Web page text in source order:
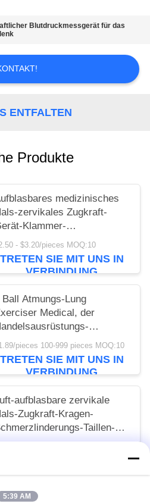
Blutdruckmessgerät für das
ENTFALTEN
Produkte
medizinisches
zervikales Zugkraft-
Klammer-
lumbale Bein-
Rückseite Hypertrax-
Ausrüstung
- $3.20/pieces MOQ:10
TRETEN SIE MIT UNS IN
VERBINDUNG
Ball Atmungs-Lung
Medical, der
der ersten Hilfe
atmet
pieces 100-999 pieces MOQ:10
TRETEN SIE MIT UNS IN
VERBINDUNG
aufblasbare zervikale
Zugkraft-Kragen-
Taillen-
erste Hilfe Kit
VERBINDUNG
5:39 AM